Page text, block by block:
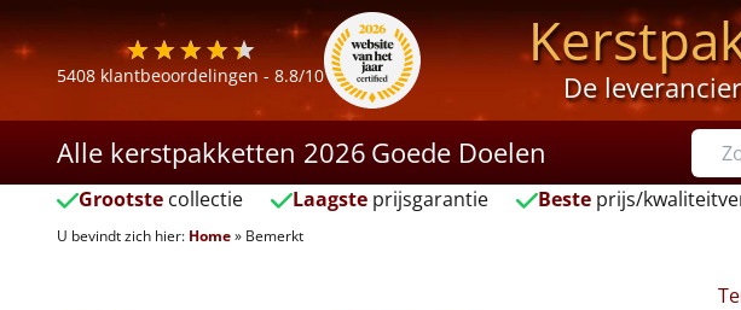
5408 klantbeoordelingen - 8.8/10
De
Alle kerstpakketten 2026 Goede Doelen
Grootste collectie Laagsteprijsgarantie Besteprijs/
U bevindt zich hier: Home» Bemerkt